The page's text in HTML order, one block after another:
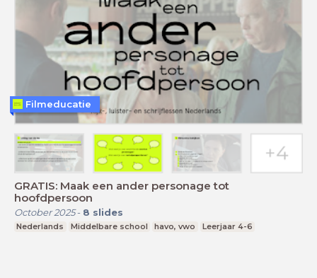
GRATIS: Maak een ander personage tot
hoofdpersoon
October 2025- 8 slides
Nederlands Middelbare school havo, vwo Leerjaar 4-6
Filmeducatie